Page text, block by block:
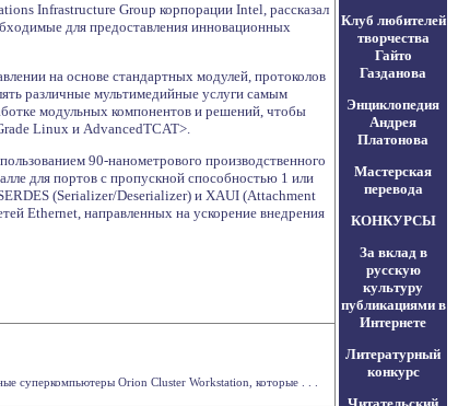
Infrastructure Group корпорации Intel, рассказал
для предоставления инновационных
на основе стандартных модулей, протоколов
различные мультимедийные услуги самым
модульных компонентов и решений, чтобы
Linux и AdvancedTCAT>.
90-нанометрового производственного
для портов с пропускной способностью 1 или
(Serializer/Deserializer) и XAUI (Attachment
Ethernet, направленных на ускорение внедрения
суперкомпьютеры Orion Cluster Workstation, которые . . .
Клуб любителей
творчества
Гайто
Газданова
Энциклопедия
Андрея
Платонова
Мастерская
перевода
КОНКУРСЫ
За вклад в
русскую
культуру
публикациями в
Интернете
Литературный
конкурс